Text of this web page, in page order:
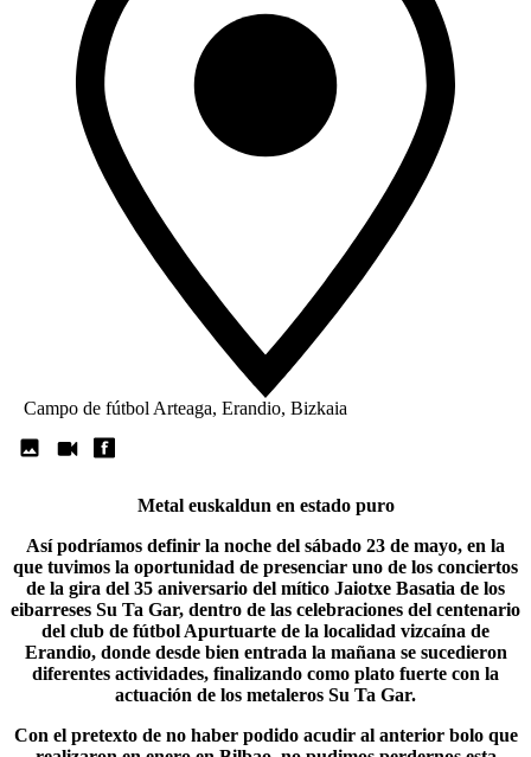
Campo de fútbol Arteaga, Erandio, Bizkaia
Metal euskaldun en estado puro
Así podríamos definir la noche del sábado 23 de mayo, en la
que tuvimos la oportunidad de presenciar uno de los conciertos
de la gira del 35 aniversario del mítico Jaiotxe Basatia de los
eibarreses Su Ta Gar, dentro de las celebraciones del centenario
del club de fútbol Apurtuarte de la localidad vizcaína de
Erandio, donde desde bien entrada la mañana se sucedieron
diferentes actividades, finalizando como plato fuerte con la
actuación de los metaleros Su Ta Gar.
Con el pretexto de no haber podido acudir al anterior bolo que